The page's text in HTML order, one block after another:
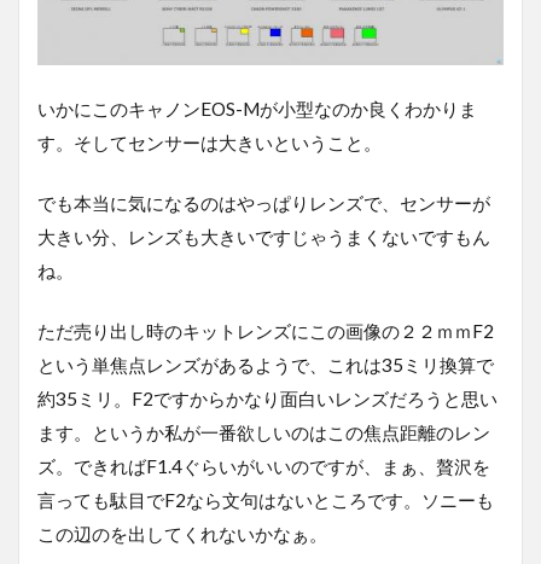
いかにこのキャノンEOS-Mが小型なのか良くわかりま
す。そしてセンサーは大きいということ。
でも本当に気になるのはやっぱりレンズで、センサーが
大きい分、レンズも大きいですじゃうまくないですもん
ね。
ただ売り出し時のキットレンズにこの画像の２２ｍｍF2
という単焦点レンズがあるようで、これは35ミリ換算で
約35ミリ。F2ですからかなり面白いレンズだろうと思い
ます。というか私が一番欲しいのはこの焦点距離のレン
ズ。できればF1.4ぐらいがいいのですが、まぁ、贅沢を
言っても駄目でF2なら文句はないところです。ソニーも
この辺のを出してくれないかなぁ。